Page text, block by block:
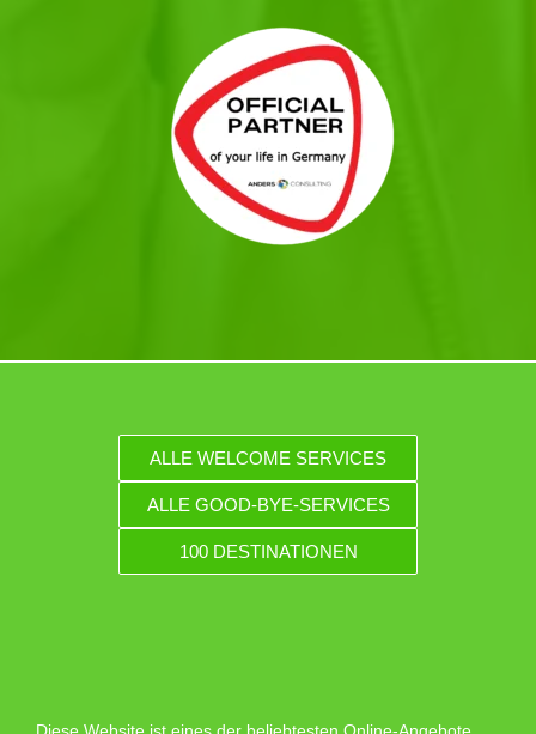
ALLE WELCOME SERVICES
ALLE GOOD-BYE-SERVICES
100 DESTINATIONEN